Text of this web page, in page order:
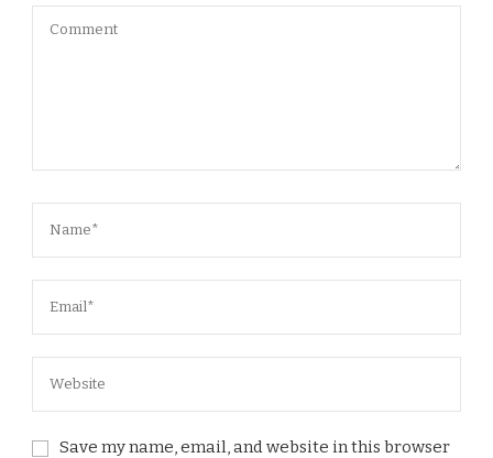
Save my name, email, and website in this browser